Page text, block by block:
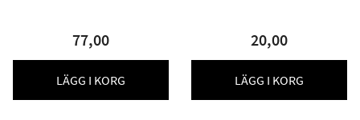
77,00
LÄGG I KORG
20,00
LÄGG I KORG